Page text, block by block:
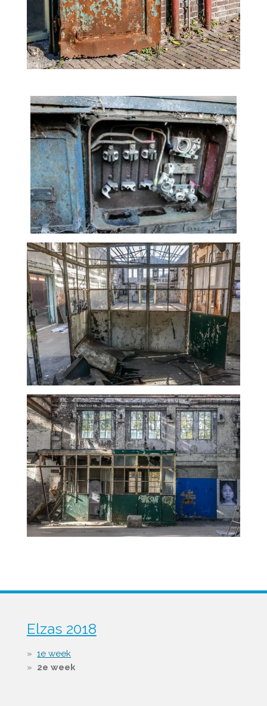
Elzas 2018
1e week
2e week